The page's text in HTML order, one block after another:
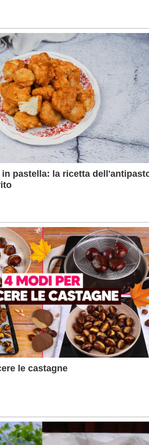
pastella: la ricetta
le castagne